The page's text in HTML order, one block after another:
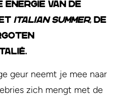
energie van de
Italian Summer, de
geur neemt je mee naar
zich mengt met de